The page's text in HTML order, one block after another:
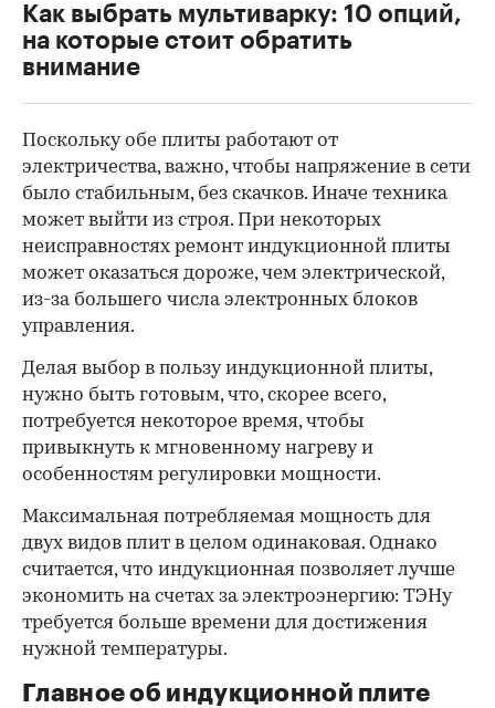
Как выбрать мультиварку: 10 опций,
на которые стоит обратить
внимание
Поскольку обе плиты работают от
электричества, важно, чтобы напряжение в сети
было стабильным, без скачков. Иначе техника
может выйти из строя. При некоторых
неисправностях ремонт индукционной плиты
может оказаться дороже, чем электрической,
из-за большего числа электронных блоков
управления.
Делая выбор в пользу индукционной плиты,
нужно быть готовым, что, скорее всего,
потребуется некоторое время, чтобы
привыкнуть к мгновенному нагреву и
особенностям регулировки мощности.
Максимальная потребляемая мощность для
двух видов плит в целом одинаковая. Однако
считается, что индукционная позволяет лучше
экономить на счетах за электроэнергию: ТЭНу
требуется больше времени для достижения
нужной температуры.
Главное об индукционной плите